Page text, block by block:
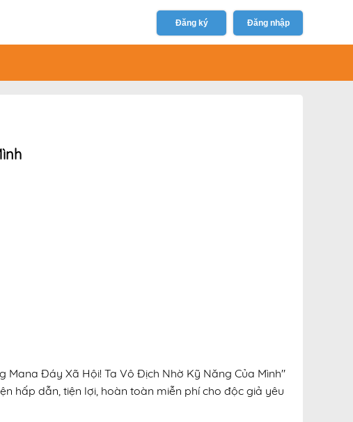
Đăng ký Đăng nhập
Đáy Xã Hội! Ta Vô Địch Nhờ Kỹ Năng Của Mình"
hấp dẫn, tiện lợi, hoàn toàn miễn phí cho độc giả yêu